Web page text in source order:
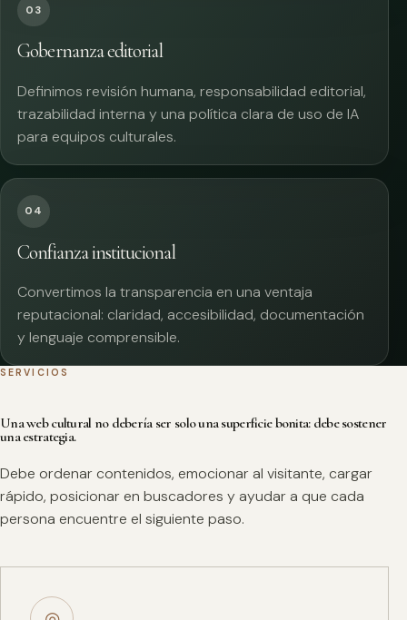
03
Gobernanza editorial
Definimos revisión humana, responsabilidad editorial,
trazabilidad interna y una política clara de uso de IA
para equipos culturales.
04
Confianza institucional
Convertimos la transparencia en una ventaja
reputacional: claridad, accesibilidad, documentación
y lenguaje comprensible.
SERVICIOS
Una web cultural no debería ser solo una superficie bonita: debe sostener
una estrategia.
Debe ordenar contenidos, emocionar al visitante, cargar
rápido, posicionar en buscadores y ayudar a que cada
persona encuentre el siguiente paso.